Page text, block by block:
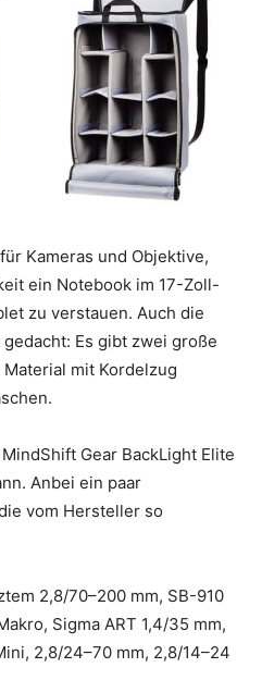
Kameras und Objektive,
ein Notebook im 17-Zoll-
zu verstauen. Auch die
Es gibt zwei große
mit Kordelzug
Gear BackLight Elite
Anbei ein paar
vom Hersteller so
2,8/70–200 mm, SB-910
Sigma ART 1,4/35 mm,
2,8/24–70 mm, 2,8/14–24